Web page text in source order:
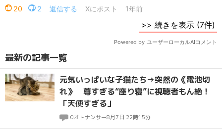
最新の記事一覧
元気いっぱいな子猫たち→突然の《電池切
れ》 尊すぎる“座り寝”に視聴者もん絶！
「天使すぎる」
0オトナンサー8月7日 22時15分